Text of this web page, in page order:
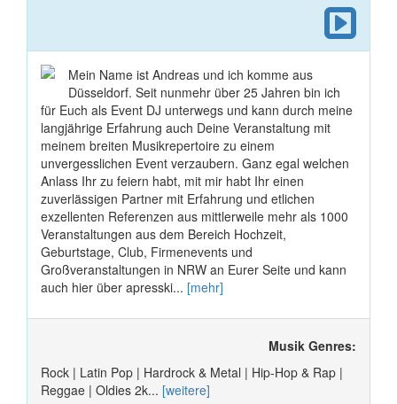
Mein Name ist Andreas und ich komme aus
Düsseldorf. Seit nunmehr über 25 Jahren bin ich
für Euch als Event DJ unterwegs und kann durch meine
langjährige Erfahrung auch Deine Veranstaltung mit
meinem breiten Musikrepertoire zu einem
unvergesslichen Event verzaubern. Ganz egal welchen
Anlass Ihr zu feiern habt, mit mir habt Ihr einen
zuverlässigen Partner mit Erfahrung und etlichen
exzellenten Referenzen aus mittlerweile mehr als 1000
Veranstaltungen aus dem Bereich Hochzeit,
Geburtstage, Club, Firmenevents und
Großveranstaltungen in NRW an Eurer Seite und kann
auch hier über apresski... [mehr]
Musik Genres:
Rock | Latin Pop | Hardrock & Metal | Hip-Hop & Rap |
Reggae | Oldies 2k... [weitere]